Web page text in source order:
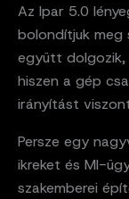
Az Ipar 5.0
bolondítjuk meg
együtt dolgozik,
hiszen a gép
irányítást
Persze egy
ikreket és MI-
szakemberei